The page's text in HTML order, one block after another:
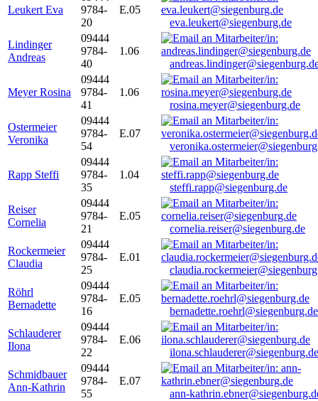
Leukert Eva
9784-
20
E.05
eva.leukert@siegenburg.de
Lindinger
Andreas
09444
9784-
40
1.06
Meyer Rosina
09444
9784-
41
1.06
rosina.meyer@siegenburg.de
Ostermeier
Veronika
09444
9784-
54
E.07
Rapp Steffi
09444
9784-
35
1.04
steffi.rapp@siegenburg.de
Reiser
Cornelia
09444
9784-
21
E.05
cornelia.reiser@siegenburg.de
Rockermeier
Claudia
09444
9784-
25
E.01
Röhrl
Bernadette
09444
9784-
16
E.05
bernadette.roehrl@siegenburg.de
Schlauderer
Ilona
09444
9784-
22
E.06
ilona.schlauderer@siegenburg.de
Schmidbauer
Ann-Kathrin
09444
9784-
55
E.07
ann-